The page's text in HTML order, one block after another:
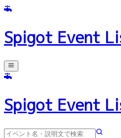
Spigot Event
Spigot Event